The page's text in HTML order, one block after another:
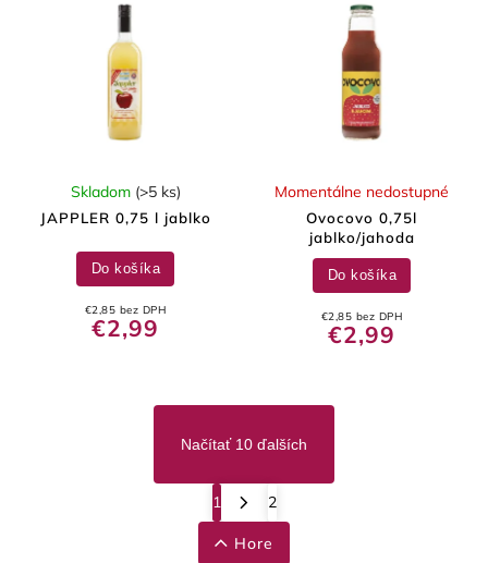
JAPPLER 0,75 l jablko
Skladom (>5 ks)
€2,85 bez DPH
€2,99
Do košíka
Ovocovo 0,75l
jablko/jahoda
Momentálne nedostupné
€2,85 bez DPH
€2,99
Do košíka
Načítať 10 ďalších
1 2
Hore